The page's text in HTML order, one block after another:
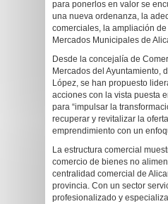
para ponerlos en valor se
una nueva ordenanza, la
comerciales, la ampliación
Mercados Municipales de
Desde la concejalía de
Mercados del Ayuntamiento,
López, se han propuesto
acciones con la vista puesta
para “impulsar la
recuperar y revitalizar la
emprendimiento con un
La estructura comercial
comercio de bienes no
centralidad comercial de
provincia. Con un sector
profesionalizado y